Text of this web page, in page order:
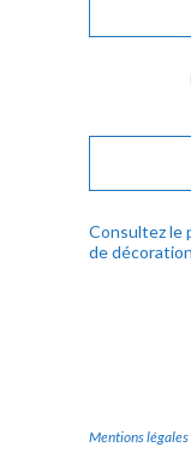
Consultez le
de
Mentions légales